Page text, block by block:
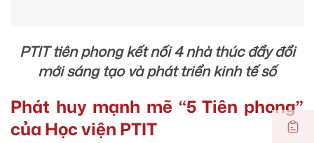
PTIT tiên phong kết nối 4 nhà thúc đẩy đổi
mới sáng tạo và phát triển kinh tế số
Phát huy mạnh mẽ “5 Tiên phong”
của Học viện PTIT